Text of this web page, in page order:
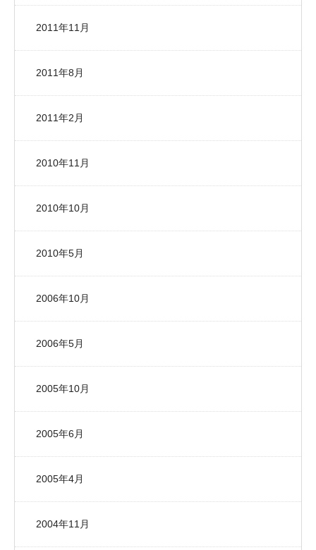
2011年11月
2011年8月
2011年2月
2010年11月
2010年10月
2010年5月
2006年10月
2006年5月
2005年10月
2005年6月
2005年4月
2004年11月